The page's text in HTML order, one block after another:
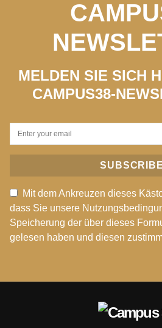
MELDEN SIE SICH
CAMPUS38-
SUBSCRIBE
Mit dem Ankreuzen dieses
dass Sie unsere
Speicherung der über dieses
gelesen haben und diesen